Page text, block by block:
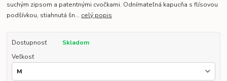
suchým zipsom a patentnými cvočkami. Odnímateľná kapucňa s flísovou
podšívkou, stiahnutá šn... celý popis
Dostupnosť
Skladom
Veľkosť